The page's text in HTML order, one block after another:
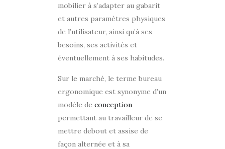
mobilier à s’adapter au gabarit
et autres paramètres physiques
de l’utilisateur, ainsi qu’à ses
besoins, ses activités et
éventuellement à ses habitudes.
Sur le marché, le terme bureau
ergonomique est synonyme d’un
modèle de conception
permettant au travailleur de se
mettre debout et assise de
façon alternée et à sa